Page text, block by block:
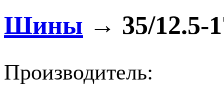
Шины → 35/12.5-
Производитель: